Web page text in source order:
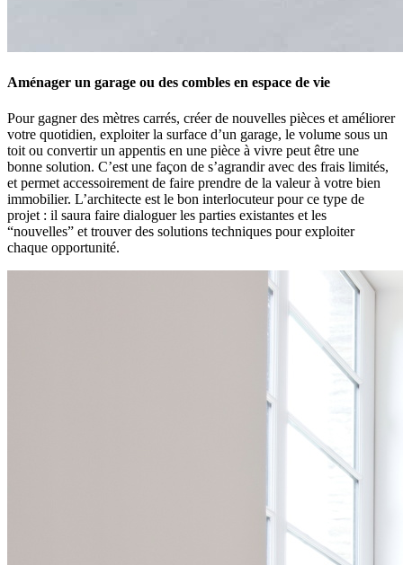
Aménager un garage ou des combles en espace de vie
Pour gagner des mètres carrés, créer de nouvelles pièces et améliorer
votre quotidien, exploiter la surface d’un garage, le volume sous un
toit ou convertir un appentis en une pièce à vivre peut être une
bonne solution. C’est une façon de s’agrandir avec des frais limités,
et permet accessoirement de faire prendre de la valeur à votre bien
immobilier. L’architecte est le bon interlocuteur pour ce type de
projet : il saura faire dialoguer les parties existantes et les
“nouvelles” et trouver des solutions techniques pour exploiter
chaque opportunité.